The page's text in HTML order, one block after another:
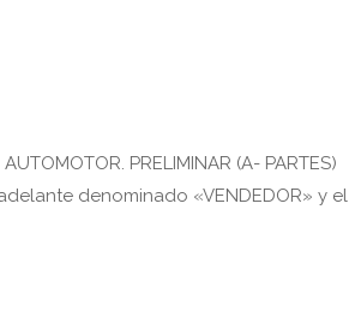
PRELIMINAR (A- PARTES)
denominado «VENDEDOR» y el